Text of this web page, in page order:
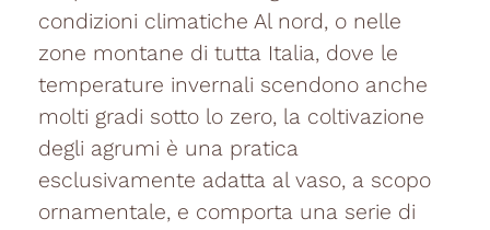
condizioni climatiche Al nord, o nelle
zone montane di tutta Italia, dove le
temperature invernali scendono anche
molti gradi sotto lo zero, la coltivazione
degli agrumi è una pratica
esclusivamente adatta al vaso, a scopo
ornamentale, e comporta una serie di